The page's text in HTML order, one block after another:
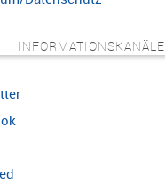
INFORMATIONSKANÄLE